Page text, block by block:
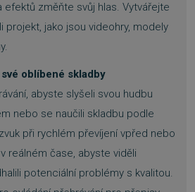
efektů změňte svůj hlas. Vytvářejte
projekt, jako jsou videohry, modely
oblíbené skladby
abyste slyšeli svou hudbu
nebo se naučili skladbu podle
při rychlém převíjení vpřed nebo
reálném čase, abyste viděli
potenciální problémy s kvalitou.